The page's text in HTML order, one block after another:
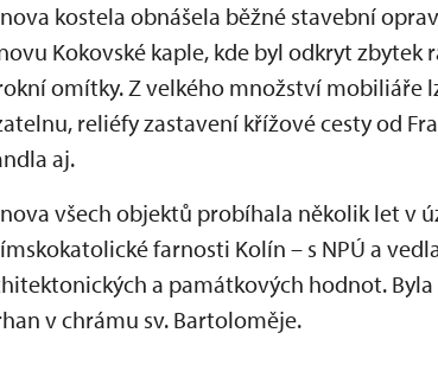
kostela obnášela běžné stavební
Kokovské kaple, kde byl odkryt
omítky. Z velkého množství mobiliáře
reliéfy zastavení křížové cesty od
aj.
všech objektů probíhala několik let v
farnosti Kolín – s NPÚ a
a památkových hodnot.
v chrámu sv. Bartoloměje.